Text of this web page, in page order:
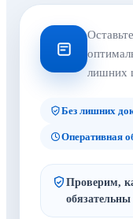
лишних
Без лишних
Оперативная
Проверим,
обязательны